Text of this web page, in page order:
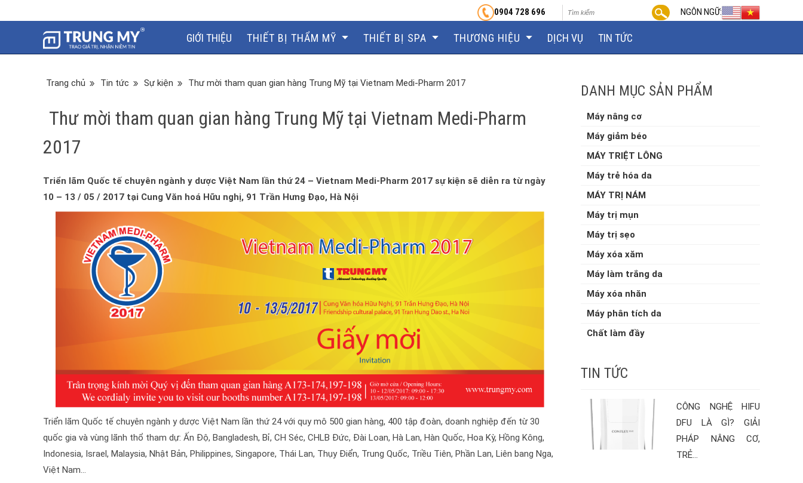
NGÔN NGỮ:
0904 728 696
GIỚI THIỆU THIẾT BỊ THẨM MỸ THIẾT BỊ SPA THƯƠNG HIỆU DỊCH VỤ TIN TỨC
Trang chủ Tin tức Sự kiện Thư mời tham quan gian hàng Trung Mỹ tại Vietnam Medi-Pharm 2017
Thư mời tham quan gian hàng Trung Mỹ tại Vietnam Medi-Pharm
2017
Triển lãm Quốc tế chuyên ngành y dược Việt Nam lần thứ 24 – Vietnam Medi-Pharm 2017 sự kiện sẽ diễn ra từ ngày
10 – 13 / 05 / 2017 tại Cung Văn hoá Hữu nghị, 91 Trần Hưng Đạo, Hà Nội
Triển lãm Quốc tế chuyên ngành y dược Việt Nam lần thứ 24 với quy mô 500 gian hàng, 400 tập đoàn, doanh nghiệp đến từ 30
quốc gia và vùng lãnh thổ tham dự: Ấn Độ, Bangladesh, Bỉ, CH Séc, CHLB Đức, Đài Loan, Hà Lan, Hàn Quốc, Hoa Kỳ, Hồng Kông,
Indonesia, Israel, Malaysia, Nhật Bản, Philippines, Singapore, Thái Lan, Thụy Điển, Trung Quốc, Triều Tiên, Phần Lan, Liên bang Nga,
Việt Nam…
DANH MỤC SẢN PHẨM
Máy nâng cơ
Máy giảm béo
MÁY TRIỆT LÔNG
Máy trẻ hóa da
MÁY TRỊ NÁM
Máy trị mụn
Máy trị sẹo
Máy xóa xăm
Máy làm trắng da
Máy xóa nhăn
Máy phân tích da
Chất làm đầy
TIN TỨC
CÔNG NGHỆ HIFU
DFU LÀ GÌ? GIẢI
PHÁP NÂNG CƠ,
TRẺ...